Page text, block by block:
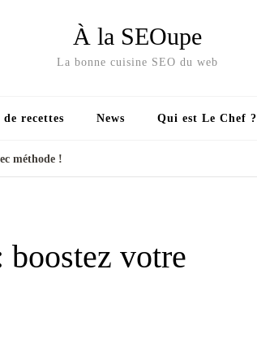
À la SEOupe
La bonne cuisine SEO du web
de recettes News Qui est Le Chef ?
méthode !
votre